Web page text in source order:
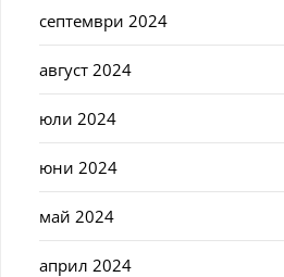
септември 2024
август 2024
юли 2024
юни 2024
май 2024
април 2024